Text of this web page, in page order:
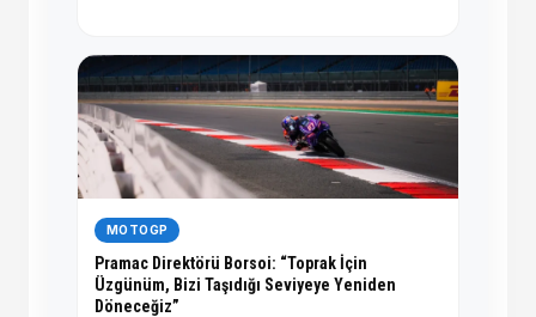
MOTOGP
Pramac Direktörü Borsoi: “Toprak İçin
Üzgünüm, Bizi Taşıdığı Seviyeye Yeniden
Döneceğiz”